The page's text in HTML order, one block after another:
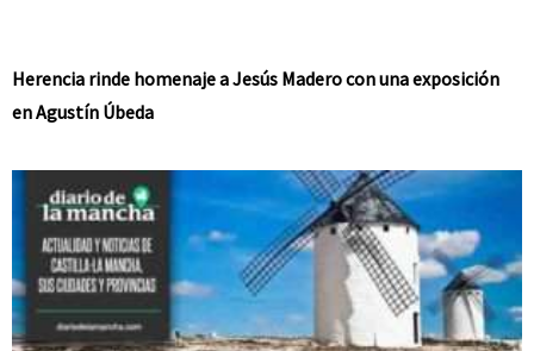
Herencia rinde homenaje a Jesús Madero con una exposición
en Agustín Úbeda